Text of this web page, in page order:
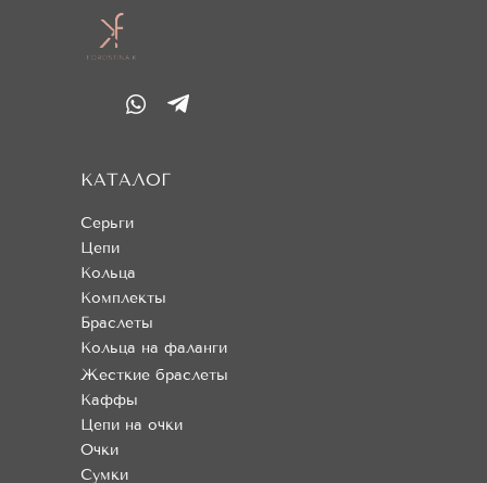
Серьги
Цепи
Кольца
Комплекты
Браслеты
Кольца на фаланги
КАТАЛОГ
Жесткие браслеты
Каффы
Цепи на очки
Очки
Сумки